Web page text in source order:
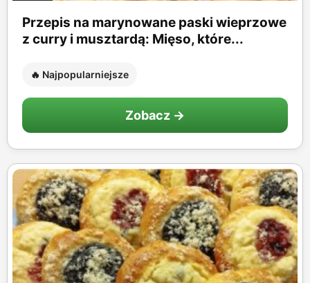
Przepis na marynowane paski wieprzowe
z curry i musztardą: Mięso, które...
🔥 Najpopularniejsze
Zobacz →